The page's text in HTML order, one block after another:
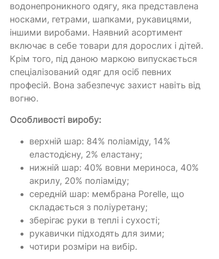
водонепроникного одягу, яка представлена
носками, гетрами, шапками, рукавицями,
іншими виробами. Наявний асортимент
включає в себе товари для дорослих і дітей.
Крім того, під даною маркою випускається
спеціалізований одяг для осіб певних
професій. Вона забезпечує захист навіть від
вогню.
Особливості виробу:
верхній шар: 84% поліаміду, 14%
еластодієну, 2% еластану;
нижній шар: 40% вовни мериноса, 40%
акрилу, 20% поліаміду;
середній шар: мембрана Porelle, що
складається з поліуретану;
зберігає руки в теплі і сухості;
рукавички підходять для зими;
чотири розміри на вибір.